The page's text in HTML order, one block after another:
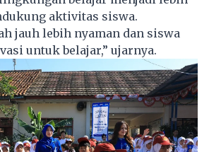
aktivitas siswa.
jauh lebih nyaman dan siswa
untuk belajar,” ujarnya.